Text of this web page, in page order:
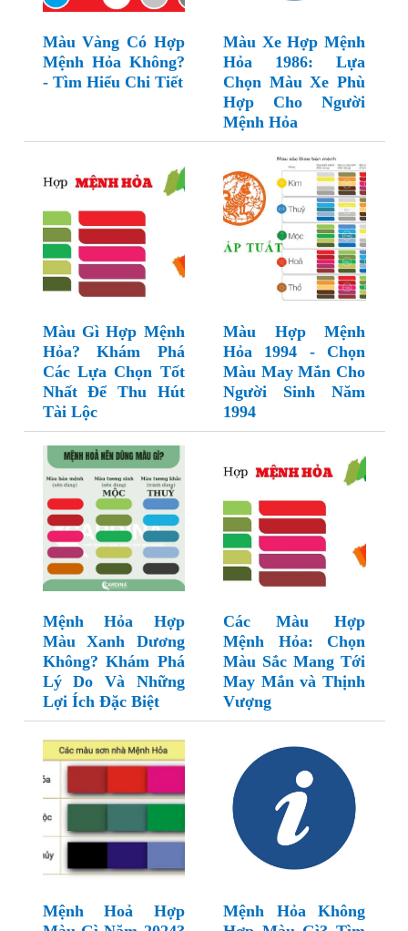
Màu Vàng Có Hợp
Mệnh Hỏa Không?
- Tìm Hiểu Chi Tiết
Màu Xe Hợp Mệnh
Hỏa 1986: Lựa
Chọn Màu Xe Phù
Hợp Cho Người
Mệnh Hỏa
Màu Gì Hợp Mệnh
Hỏa? Khám Phá
Các Lựa Chọn Tốt
Nhất Để Thu Hút
Tài Lộc
Màu Hợp Mệnh
Hỏa 1994 - Chọn
Màu May Mắn Cho
Người Sinh Năm
1994
Mệnh Hỏa Hợp
Màu Xanh Dương
Không? Khám Phá
Lý Do Và Những
Lợi Ích Đặc Biệt
Các Màu Hợp
Mệnh Hỏa: Chọn
Màu Sắc Mang Tới
May Mắn và Thịnh
Vượng
Mệnh Hoả Hợp
Mệnh Hỏa Không